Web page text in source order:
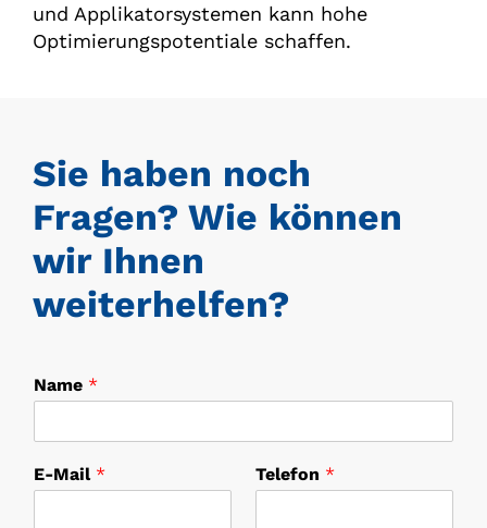
und Applikatorsystemen kann hohe
Optimierungspotentiale schaffen.
Sie haben noch
Fragen? Wie können
wir Ihnen
weiterhelfen?
Name *
E-Mail * Telefon *